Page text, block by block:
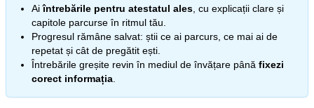
Aiîntrebările pentru atestatul ales , cu explicații clare și
capitole parcurse în ritmul tău.
Progresul rămâne salvat: știi ce ai parcurs, ce mai ai de
repetat și cât de pregătit ești.
Întrebările greșite revin în mediul de învățare până fixezi
corect informația